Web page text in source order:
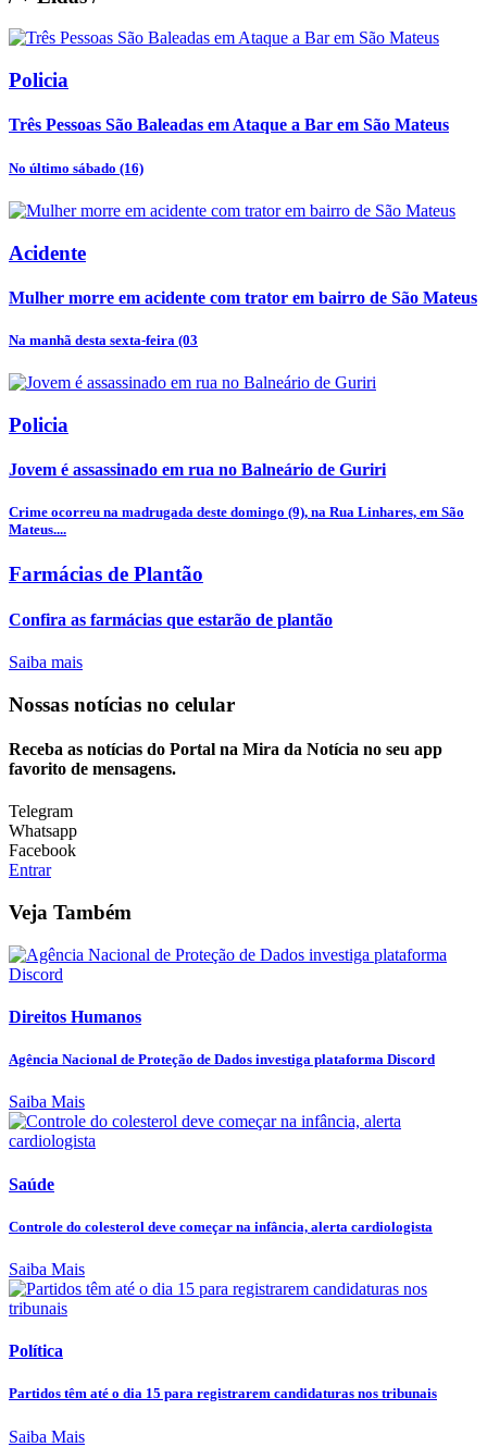
Policia
Três Pessoas São Baleadas em Ataque a Bar em São Mateus
No último sábado (16)
Acidente
Mulher morre em acidente com trator em bairro de São Mateus
Na manhã desta sexta-feira (03
Policia
Jovem é assassinado em rua no Balneário de Guriri
Crime ocorreu na madrugada deste domingo (9), na Rua Linhares, em São
Mateus....
Farmácias de Plantão
Confira as farmácias que estarão de plantão
Saiba mais
Nossas notícias no celular
Receba as notícias do Portal na Mira da Notícia no seu app
favorito de mensagens.
Telegram
Whatsapp
Facebook
Entrar
Veja Também
Direitos Humanos
Agência Nacional de Proteção de Dados investiga plataforma Discord
Saiba Mais
Saúde
Controle do colesterol deve começar na infância, alerta cardiologista
Saiba Mais
Política
Partidos têm até o dia 15 para registrarem candidaturas nos tribunais
Saiba Mais